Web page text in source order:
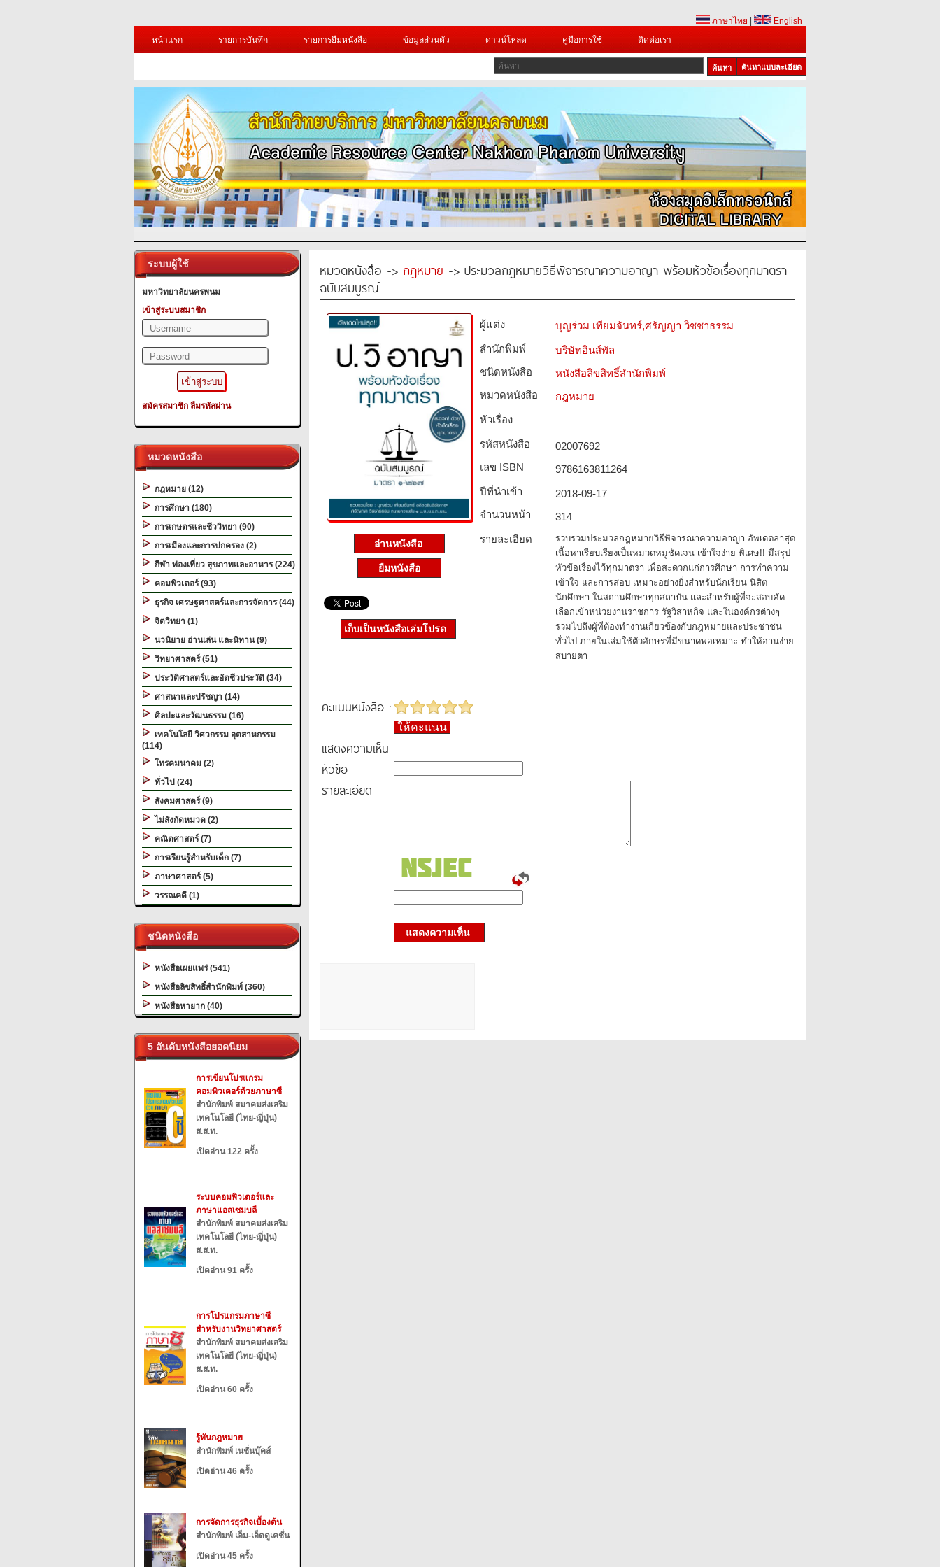
ภาษาไทย
English
หน้าแรก
รายการบันทึก รายการยืมหนังสือ ข้อมูลส่วนตัว ดาวน์โหลด คู่มือการใช้ ติดต่อเรา
ค้นหาแบบละเอียด
1 2 3
ระบบผู้ใช้
มหาวิทยาลัยนครพนม
เข้าสู่ระบบสมาชิก
สมัครสมาชิก ลืมรหัสผ่าน
หมวดหนังสือ
กฎหมาย (12)
การศึกษา (180)
การเกษตรและชีววิทยา (90)
การเมืองและการปกครอง (2)
กีฬา ท่องเที่ยว สุขภาพและอาหาร (224)
คอมพิวเตอร์ (93)
ธุรกิจ เศรษฐศาสตร์และการจัดการ (44)
จิตวิทยา (1)
นวนิยาย อ่านเล่น และนิทาน (9)
วิทยาศาสตร์ (51)
ประวัติศาสตร์และอัตชีวประวัติ (34)
ศาสนาและปรัชญา (14)
ศิลปะและวัฒนธรรม (16)
เทคโนโลยี วิศวกรรม อุตสาหกรรม
(114)
โทรคมนาคม (2)
ทั่วไป (24)
สังคมศาสตร์ (9)
ไม่สังกัดหมวด (2)
คณิตศาสตร์ (7)
การเรียนรู้สำหรับเด็ก (7)
ภาษาศาสตร์ (5)
วรรณคดี (1)
ชนิดหนังสือ
หนังสือเผยแพร่ (541)
หนังสือลิขสิทธิ์สำนักพิมพ์ (360)
หนังสือหายาก (40)
5 อันดับหนังสือยอดนิยม
การเขียนโปรแกรม
คอมพิวเตอร์ด้วยภาษาซี
สำนักพิมพ์ สมาคมส่งเสริม
เทคโนโลยี (ไทย-ญี่ปุ่น)
ส.ส.ท.
เปิดอ่าน 122 ครั้ง
ระบบคอมพิวเตอร์และ
ภาษาแอสเซมบลี
สำนักพิมพ์ สมาคมส่งเสริม
เทคโนโลยี (ไทย-ญี่ปุ่น)
ส.ส.ท.
เปิดอ่าน 91 ครั้ง
การโปรแกรมภาษาซี
สำหรับงานวิทยาศาสตร์
สำนักพิมพ์ สมาคมส่งเสริม
เทคโนโลยี (ไทย-ญี่ปุ่น)
ส.ส.ท.
เปิดอ่าน 60 ครั้ง
รู้ทันกฎหมาย
สำนักพิมพ์ เนชั่นบุ๊คส์
เปิดอ่าน 46 ครั้ง
การจัดการธุรกิจเบื้องต้น
สำนักพิมพ์ เอ็ม-เอ็ดดูเคชั่น
เปิดอ่าน 45 ครั้ง
หมวดหนังสือ -> กฎหมาย -> ประมวลกฎหมายวิธีพิจารณาความอาญา พร้อมหัวข้อเรื่องทุกมาตรา
ฉบับสมบูรณ์
อ่านหนังสือ
ยืมหนังสือ
ผู้แต่ง
บุญร่วม เทียมจันทร์,ศรัญญา วิชชาธรรม
สำนักพิมพ์
บริษัทอินส์พัล
ชนิดหนังสือ­
หนังสือลิขสิทธิ์สำนักพิมพ์
หมวดหนังสือ­
กฎหมาย
หัวเรื่อง
รหัสหนังสือ­
02007692
เลข ISBN
9786163811264
ปีที่นำเข้า
2018-09-17
จำนวนหน้า
314
รายละเอียด
รวบรวมประมวลกฎหมายวิธีพิจารณาความอาญา อัพเดตล่าสุด
เนื้อหาเรียบเรียงเป็นหมวดหมู่ชัดเจน เข้าใจง่าย พิเศษ!! มีสรุป
หัวข้อเรื่องไว้ทุกมาตรา เพื่อสะดวกแก่การศึกษา การทำความ
เข้าใจ และการสอบ เหมาะอย่างยิ่งสำหรับนักเรียน นิสิต
นักศึกษา ในสถานศึกษาทุกสถาบัน และสำหรับผู้ที่จะสอบคัด
เลือกเข้าหน่วยงานราชการ รัฐวิสาหกิจ และในองค์กรต่างๆ
รวมไปถึงผู้ที่ต้องทำงานเกี่ยวข้องกับกฎหมายและประชาชน
ทั่วไป ภายในเล่มใช้ตัวอักษรที่มีขนาดพอเหมาะ ทำให้อ่านง่าย
สบายตา
เก็บเป็นหนังสือเล่มโปรด
คะแนนหนังสือ :
ให้คะแนน
แสดงความเห็น
หัวข้อ
รายละเอียด
แสดงความเห็น